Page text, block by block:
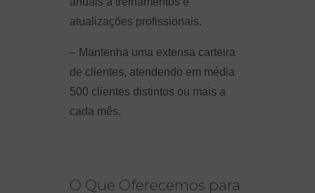
atualizações profissionais.
– Mantenha uma extensa carteira
de clientes, atendendo em média
500 clientes distintos ou mais a
cada mês.
O Que Oferecemos para